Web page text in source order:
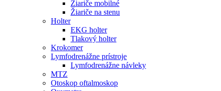
Žiariče mobilné
Žiariče na stenu
Holter
EKG holter
Tlakový holter
Krokomer
Lymfodrenážne prístroje
Lymfodrenážne návleky
MTZ
Otoskop oftalmoskop